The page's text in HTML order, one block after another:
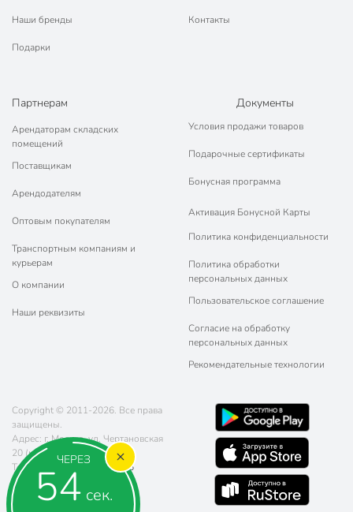
ЧЕРЕЗ
54 сек.
Наши бренды
Подарки
Контакты
Партнерам
Арендаторам складских
помещений
Поставщикам
Арендодателям
Оптовым покупателям
Транспортным компаниям и
курьерам
О компании
Наши реквизиты
Документы
Условия продажи товаров
Подарочные сертификаты
Бонусная программа
Активация Бонусной Карты
Политика конфиденциальности
Политика обработки
персональных данных
Пользовательское соглашение
Согласие на обработку
персональных данных
Рекомендательные технологии
Copyright © 2011-2026. Все права
защищены.
Адрес: г. Москва, ул. Чертановская
20 (метро Южная)
Телефон:
8 (800) 770-77-06
Почта:sales@poryadok.ru